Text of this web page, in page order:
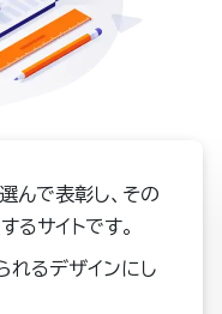
んで表彰し、その
サイトです。
れるデザインにし